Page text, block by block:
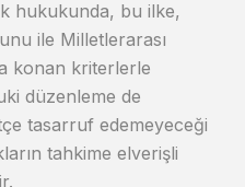
hukukunda, bu ilke,
ile Milletlerarası
konan kriterlerle
düzenleme de
tasarruf edemeyeceği
tahkime elverişli